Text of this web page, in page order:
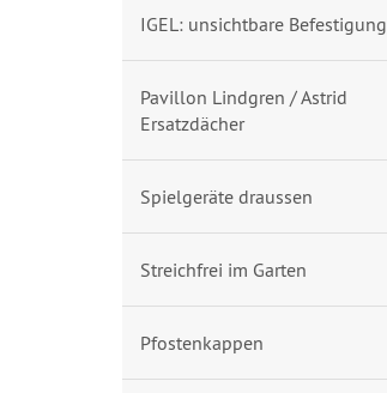
IGEL: unsichtbare Befestigung
Pavillon Lindgren / Astrid
Ersatzdächer
Spielgeräte draussen
Streichfrei im Garten
Pfostenkappen